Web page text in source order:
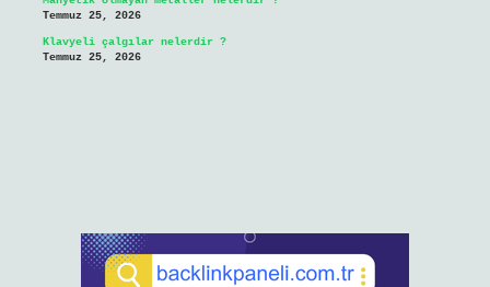
Temmuz 25, 2026
Klavyeli çalgılar nelerdir ?
Temmuz 25, 2026